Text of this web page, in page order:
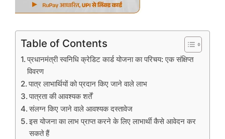
Table of Contents
प्रधानमंत्री स्वनिधि क्रेडिट कार्ड योजना का परिचय: एक संक्षिप्त
विवरण
पात्र लाभार्थियों को प्रदान किए जाने वाले लाभ
पात्रता की आवश्यक शर्तें
संलग्न किए जाने वाले आवश्यक दस्तावेज
इस योजना का लाभ प्राप्त करने के लिए लाभार्थी कैसे आवेदन कर
सकते हैं